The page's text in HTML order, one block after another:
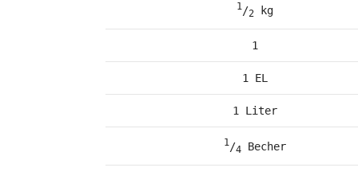
1/2 kg
1
1 EL
1 Liter
1/4 Becher